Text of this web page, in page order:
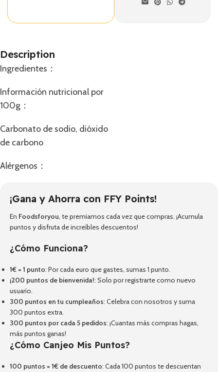
Description
Ingredientes：
Información nutricional por
100g：
Carbonato de sodio, dióxido
de carbono
Alérgenos：
¡Gana y Ahorra con FFY Points!
En Foodsforyou, te premiamos cada vez que compras. ¡Acumula
puntos y disfruta de increíbles descuentos!
¿Cómo Funciona?
1€ = 1 punto: Por cada euro que gastes, sumas 1 punto.
¡200 puntos de bienvenida!: Solo por registrarte como nuevo
usuario.
300 puntos en tu cumpleaños: Celebra con nosotros y suma
300 puntos extra.
300 puntos por cada 5 pedidos: ¡Cuantas más compras hagas,
más puntos ganas!
¿Cómo Canjeo Mis Puntos?
100 puntos = 1€ de descuento: Cada 100 puntos te descuentan